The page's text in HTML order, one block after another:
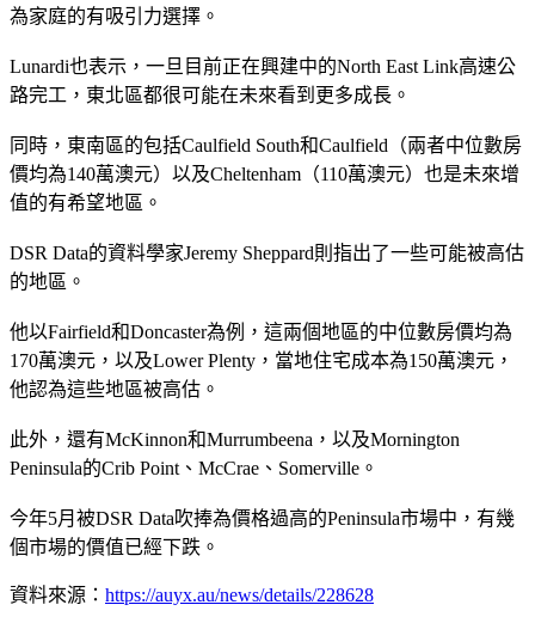
為家庭的有吸引力選擇。
Lunardi也表示，一旦目前正在興建中的North East Link高速公
路完工，東北區都很可能在未來看到更多成長。
同時，東南區的包括Caulfield South和Caulfield（兩者中位數房
價均為140萬澳元）以及Cheltenham（110萬澳元）也是未來增
值的有希望地區。
DSR Data的資料學家Jeremy Sheppard則指出了一些可能被高估
的地區。
他以Fairfield和Doncaster為例，這兩個地區的中位數房價均為
170萬澳元，以及Lower Plenty，當地住宅成本為150萬澳元，
他認為這些地區被高估。
此外，還有McKinnon和Murrumbeena，以及Mornington
Peninsula的Crib Point、McCrae、Somerville。
今年5月被DSR Data吹捧為價格過高的Peninsula市場中，有幾
個市場的價值已經下跌。
資料來源： https://auyx.au/news/details/228628